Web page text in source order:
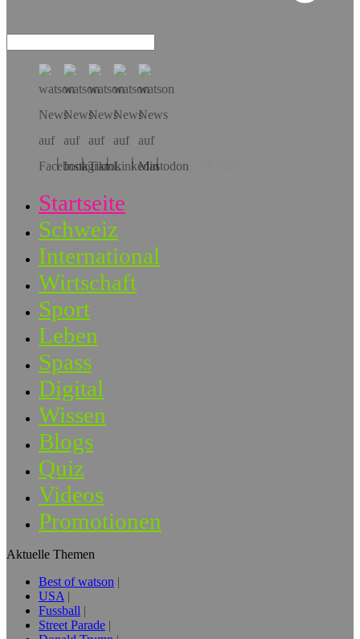
Hol dir die App!
Startseite
Schweiz
International
Wirtschaft
Sport
Leben
Spass
Digital
Wissen
Blogs
Quiz
Videos
Promotionen
Aktuelle Themen
Best of watson
USA
Fussball
Street Parade